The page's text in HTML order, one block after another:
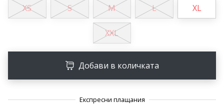
Имате
ли
блог,
дискусионен
XS S M L XL
XXL
Добави в количката